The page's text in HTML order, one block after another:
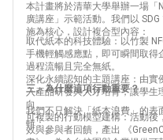
本計畫將於清華大學舉辦一場「
廣講座」示範活動。我們以
施為核心，設計複合型內容：
取代紙本的科技體驗：以竹製
手機輕觸感應點，即可瞬間取得
過程流暢且完全無紙。
深化永續認知的主題講座：由實
入產品研發與人才培育，讓學生
向。
可複製的行動模型建構：活動後
效與參與者回饋，產出 《
三、為什麼這項行動重要？
我們不只解決「紙本浪費」的表
輯：